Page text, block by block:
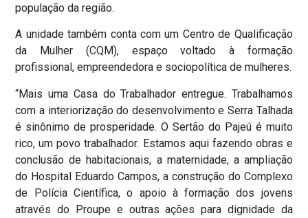
população da região.
A unidade também conta com um Centro de Qualificação
da Mulher (CQM), espaço voltado à formação
profissional, empreendedora e sociopolítica de mulheres.
“Mais uma Casa do Trabalhador entregue. Trabalhamos
com a interiorização do desenvolvimento e Serra Talhada
é sinônimo de prosperidade. O Sertão do Pajeú é muito
rico, um povo trabalhador. Estamos aqui fazendo obras e
conclusão de habitacionais, a maternidade, a ampliação
do Hospital Eduardo Campos, a construção do Complexo
de Polícia Científica, o apoio à formação dos jovens
através do Proupe e outras ações para dignidade da